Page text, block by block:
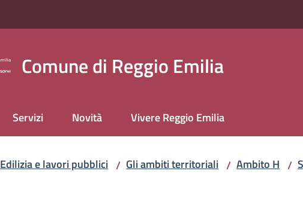
Comune di Reggio Emilia
Servizi Novità Vivere Reggio Emilia
Edilizia e lavori pubblici / Gli ambiti territoriali / Ambito H /